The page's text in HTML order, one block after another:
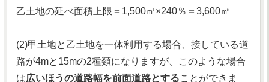
乙土地の延べ面積上限＝1,500㎡×240％＝3,600㎡
(2)甲土地と乙土地を一体利用する場合、接している道
路が4mと15mの2種類になりますが、このような場合
は広いほうの道路幅を前面道路とすることができま